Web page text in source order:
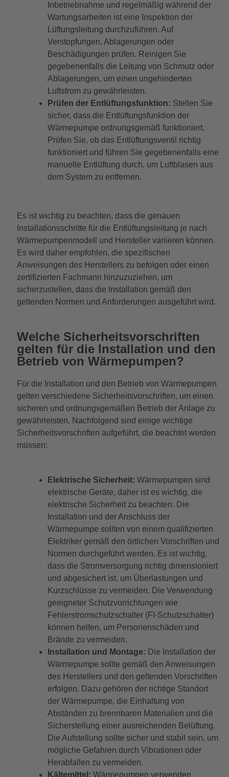
Inbetriebnahme und regelmäßig während der
Wartungsarbeiten ist eine Inspektion der
Lüftungsleitung durchzuführen. Auf
Verstopfungen, Ablagerungen oder
Beschädigungen prüfen. Reinigen Sie
gegebenenfalls die Leitung von Schmutz oder
Ablagerungen, um einen ungehinderten
Luftstrom zu gewährleisten.
Prüfen der Entlüftungsfunktion: Stellen Sie
sicher, dass die Entlüftungsfunktion der
Wärmepumpe ordnungsgemäß funktioniert.
Prüfen Sie, ob das Entlüftungsventil richtig
funktioniert und führen Sie gegebenenfalls eine
manuelle Entlüftung durch, um Luftblasen aus
dem System zu entfernen.
Es ist wichtig zu beachten, dass die genauen
Installationsschritte für die Entlüftungsleitung je nach
Wärmepumpenmodell und Hersteller variieren können.
Es wird daher empfohlen, die spezifischen
Anweisungen des Herstellers zu befolgen oder einen
zertifizierten Fachmann hinzuzuziehen, um
sicherzustellen, dass die Installation gemäß den
geltenden Normen und Anforderungen ausgeführt wird.
Welche Sicherheitsvorschriften
gelten für die Installation und den
Betrieb von Wärmepumpen?
Für die Installation und den Betrieb von Wärmepumpen
gelten verschiedene Sicherheitsvorschriften, um einen
sicheren und ordnungsgemäßen Betrieb der Anlage zu
gewährleisten. Nachfolgend sind einige wichtige
Sicherheitsvorschriften aufgeführt, die beachtet werden
müssen:
Elektrische Sicherheit: Wärmepumpen sind
elektrische Geräte, daher ist es wichtig, die
elektrische Sicherheit zu beachten. Die
Installation und der Anschluss der
Wärmepumpe sollten von einem qualifizierten
Elektriker gemäß den örtlichen Vorschriften und
Normen durchgeführt werden. Es ist wichtig,
dass die Stromversorgung richtig dimensioniert
und abgesichert ist, um Überlastungen und
Kurzschlüsse zu vermeiden. Die Verwendung
geeigneter Schutzvorrichtungen wie
Fehlerstromschutzschalter (FI-Schutzschalter)
können helfen, um Personenschäden und
Brände zu vermeiden.
Installation und Montage: Die Installation der
Wärmepumpe sollte gemäß den Anweisungen
des Herstellers und den geltenden Vorschriften
erfolgen. Dazu gehören der richtige Standort
der Wärmepumpe, die Einhaltung von
Abständen zu brennbaren Materialien und die
Sicherstellung einer ausreichenden Belüftung.
Die Aufstellung sollte sicher und stabil sein, um
mögliche Gefahren durch Vibrationen oder
Herabfallen zu vermeiden.
Kältemittel: Wärmepumpen verwenden